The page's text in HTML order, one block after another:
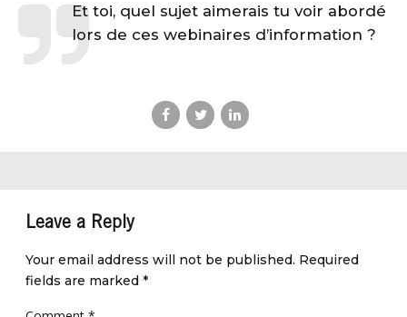
Et toi, quel sujet aimerais tu voir abordé
lors de ces webinaires d’information ?
Leave a Reply
Your email address will not be published. Required
fields are marked *